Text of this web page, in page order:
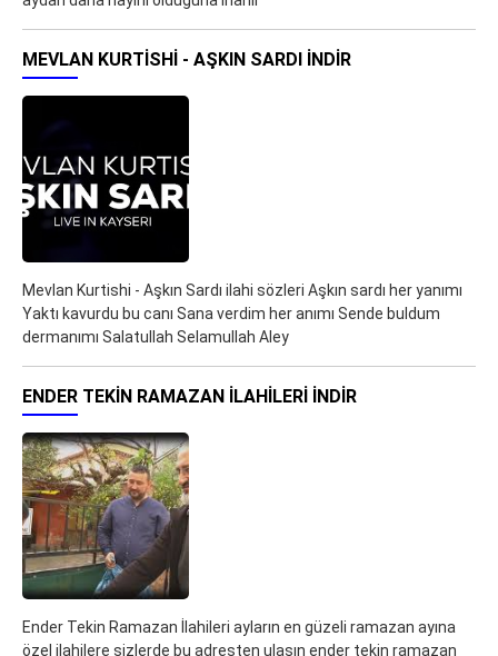
MEVLAN KURTISHI - AŞKIN SARDI İNDIR
Mevlan Kurtishi - Aşkın Sardı ilahi sözleri Aşkın sardı her yanımı
Yaktı kavurdu bu canı Sana verdim her anımı Sende buldum
dermanımı Salatullah Selamullah Aley
ENDER TEKIN RAMAZAN İLAHILERI İNDIR
Ender Tekin Ramazan İlahileri ayların en güzeli ramazan ayına
özel ilahilere sizlerde bu adresten ulaşın ender tekin ramazan